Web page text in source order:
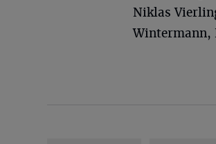
Niklas
Wintermann,